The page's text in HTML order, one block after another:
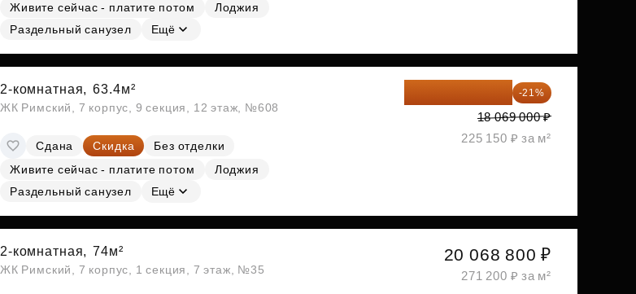
Живите сейчас - платите потом
Лоджия
Раздельный санузел
Ещё
2-комнатная, 63.4м²
ЖК Римский, 7 корпус, 9 секция, 12 этаж, №608
Сдана Скидка
Без отделки
Живите сейчас - платите потом
Лоджия
Раздельный санузел
Ещё
-21%
18 069 000 ₽
225 150 ₽ за м²
2-комнатная, 74м²
ЖК Римский, 7 корпус, 1 секция, 7 этаж, №35
20 068 800 ₽
271 200 ₽ за м²